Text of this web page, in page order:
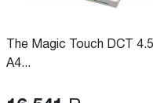
The Magic Touch DCT
A4...